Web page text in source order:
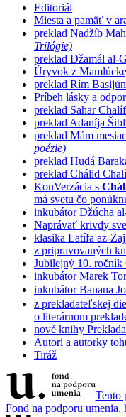
Editoriál
Miesta a pamäť v
preklad Nadžíb
Trilógie)
preklad Džamál al-
Úryvok z
preklad Rím
Príbeh lásky a
preklad Sahar
preklad Adaníja
preklad Mám
poézie)
preklad Hudá
preklad Chálid
KonVerzácia s
má svetu čo
inkubátor Džúcha
Naprávať krivdy
klasika Latífa az-
z pripravovaných
Jubilejný 10. ročník
inkubátor Marek
inkubátor Banana
z prekladateľskej
o literárnom
nové knihy
Autori a autorky
Tiráž
Tento
Fond na podporu umenia,